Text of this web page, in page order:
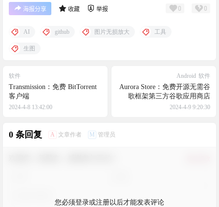
海报分享 收藏 举报 0 0
AI github 图片无损放大 工具
生图
软件
Transmission：免费 BitTorrent
客户端
2024-4-8 13:42:00
Android 软件
Aurora Store：免费开源无需谷
歌框架第三方谷歌应用商店
2024-4-9 9:20:30
0 条回复 A 文章作者 M 管理员
您必须登录或注册以后才能发表评论